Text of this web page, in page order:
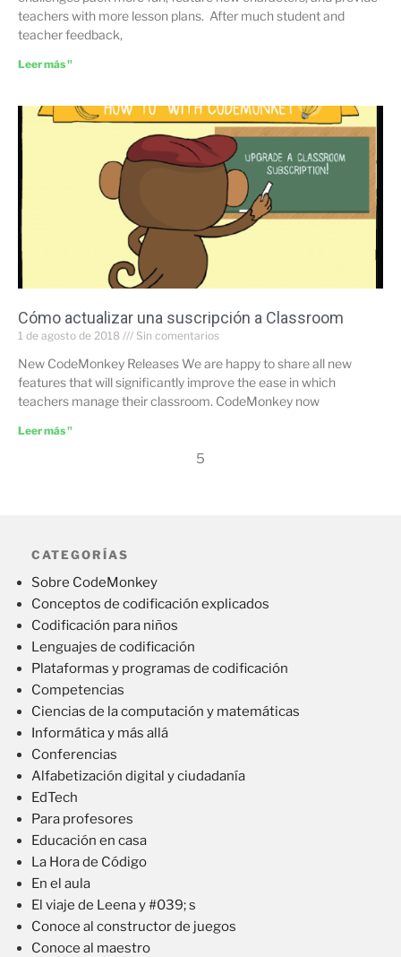
teachers with more lesson plans. After much student and
teacher feedback,
Leer más "
Cómo actualizar una suscripción a Classroom
1 de agosto de 2018 Sin comentarios
New CodeMonkey Releases We are happy to share all new
features that will significantly improve the ease in which
teachers manage their classroom. CodeMonkey now
Leer más "
5
CATEGORÍAS
Sobre CodeMonkey
Conceptos de codificación explicados
Codificación para niños
Lenguajes de codificación
Plataformas y programas de codificación
Competencias
Ciencias de la computación y matemáticas
Informática y más allá
Conferencias
Alfabetización digital y ciudadanía
EdTech
Para profesores
Educación en casa
La Hora de Código
En el aula
El viaje de Leena y #039; s
Conoce al constructor de juegos
Conoce al maestro